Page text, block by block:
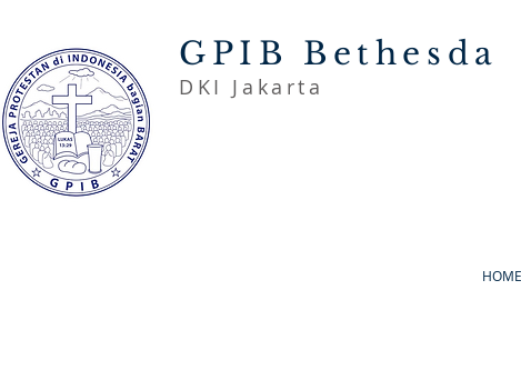
GPIB Bethesda
DKI Jakarta
HOME